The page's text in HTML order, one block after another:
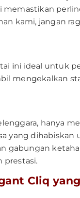
kami, jangan
ini ideal untuk
mengekalkan
hanya
yang
gabungan
prestasi.
Cliq